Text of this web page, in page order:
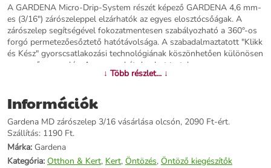
A GARDENA Micro-Drip-System részét képező GARDENA 4,6 mm-
es (3/16") zárószeleppel elzárhatók az egyes elosztócsőágak. A
zárószelep segítségével fokozatmentesen szabályozható a 360°-os
forgó permetezőesőztető hatótávolsága. A szabadalmaztatott "Klikk
és Kész" gyorscsatlakozási technológiának köszönhetően különösen
egyszerű a szerelés. A csomag két darabot tartalmaz.
↓ Több részlet... ↓
Információk
Gardena MD zárószelep 3/16 vásárlása olcsón, 2090 Ft-ért.
Szállítás: 1190 Ft.
Márka: Gardena
Kategória: Otthon & Kert, Kert, Öntözés, Öntöző kiegészítők